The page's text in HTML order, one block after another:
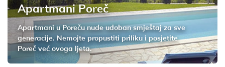
Apartmani Poreč
Apartmani u Poreču nude udoban smještaj za sve
generacije. Nemojte propustiti priliku i posjetite
Poreč već ovoga ljeta.